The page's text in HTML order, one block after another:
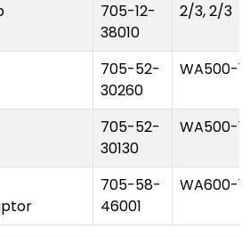
705-12-
38010
2/3, 2/3
705-52-
30260
WA500-1
705-52-
30130
WA500-1
705-58-
46001
WA600-1